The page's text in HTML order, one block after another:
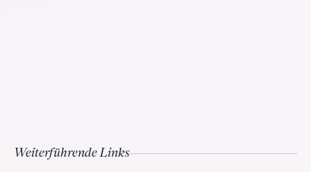
Weiterführende Links